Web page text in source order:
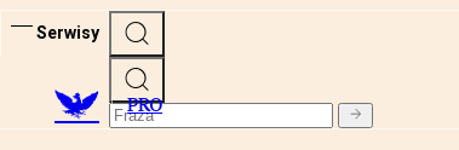
Serwisy
PRO